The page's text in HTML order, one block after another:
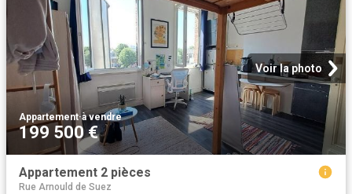
Voir la photo
Appartement·à vendre
199 500 €
Appartement 2 pièces
Rue Arnould de Suez